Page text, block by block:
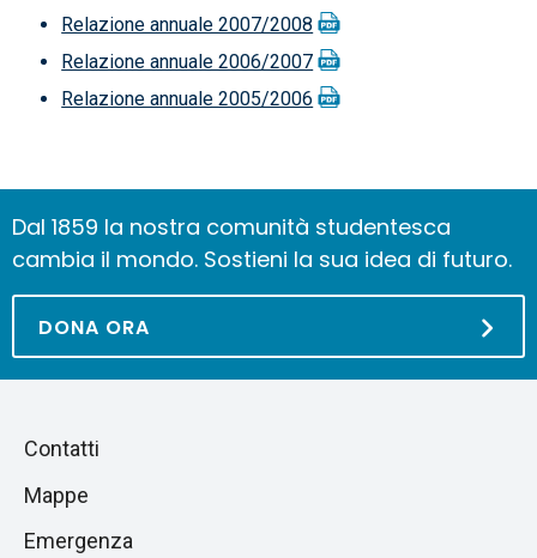
Relazione annuale 2007/2008
Relazione annuale 2006/2007
Relazione annuale 2005/2006
Dal 1859 la nostra comunità studentesca
cambia il mondo. Sostieni la sua idea di futuro.
DONA ORA
Salta
sezione
Piè
di
pagina
Contatti
Mappe
Emergenza